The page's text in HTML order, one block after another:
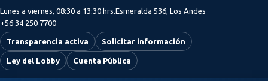
Saltar al contenido principal
Lunes a viernes, 08:30 a 13:30 hrs.Esmeralda 536, Los Andes
+56 34 250 7700
Transparencia activa Solicitar información
Ley del Lobby Cuenta Pública